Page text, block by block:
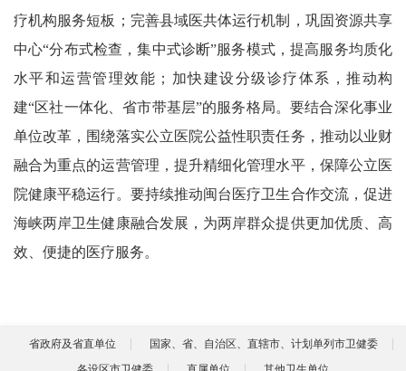
疗机构服务短板；完善县域医共体运行机制，巩固资源共享
中心“分布式检查，集中式诊断”服务模式，提高服务均质化
水平和运营管理效能；加快建设分级诊疗体系，推动构
建“区社一体化、省市带基层”的服务格局。要结合深化事业
单位改革，围绕落实公立医院公益性职责任务，推动以业财
融合为重点的运营管理，提升精细化管理水平，保障公立医
院健康平稳运行。要持续推动闽台医疗卫生合作交流，促进
海峡两岸卫生健康融合发展，为两岸群众提供更加优质、高
效、便捷的医疗服务。
省政府及省直单位
国家、省、自治区、直辖市、计划单列市卫健委